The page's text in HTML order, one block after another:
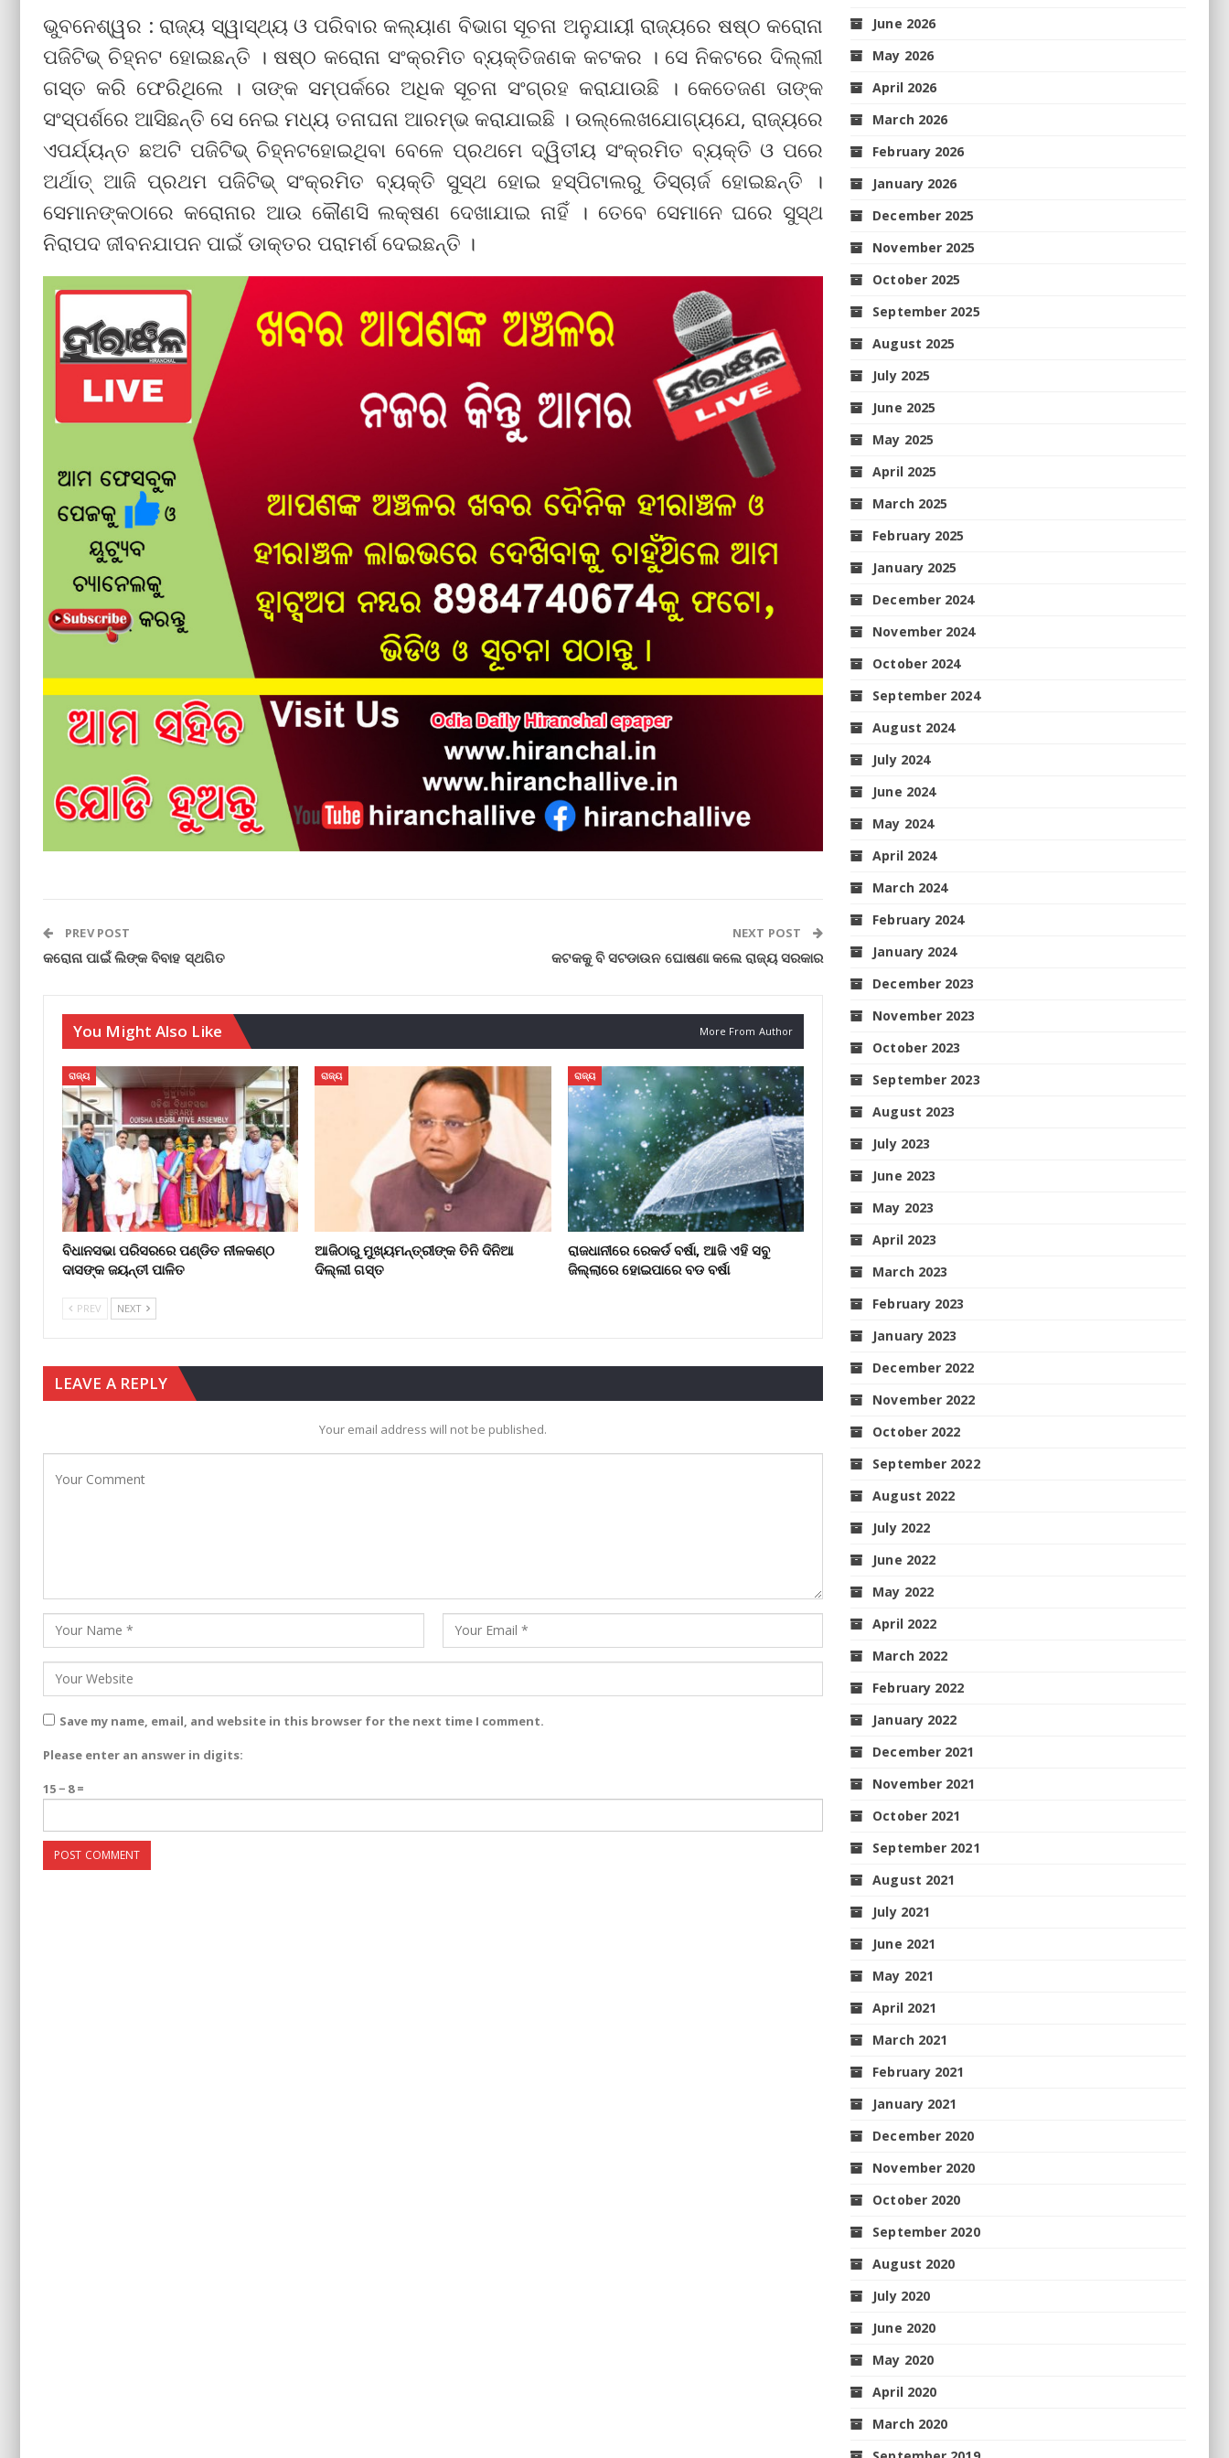
ଭୁବନେଶ୍ୱର : ରାଜ୍ୟ ସ୍ୱାସ୍ଥ୍ୟ ଓ ପରିବାର କଲ୍ୟାଣ ବିଭାଗ ସୂଚନା ଅନୁଯାୟୀ ରାଜ୍ୟରେ ଷଷ୍ଠ କରୋନା
ପଜିଟିଭ୍ ଚିହ୍ନଟ ହୋଇଛନ୍ତି । ଷଷ୍ଠ କରୋନା ସଂକ୍ରମିତ ବ୍ୟକ୍ତିଜଣକ କଟକର । ସେ ନିକଟରେ ଦିଲ୍ଲୀ
ଗସ୍ତ କରି ଫେରିଥିଲେ । ତାଙ୍କ ସମ୍ପର୍କରେ ଅଧିକ ସୂଚନା ସଂଗ୍ରହ କରାଯାଉଛି । କେତେଜଣ ତାଙ୍କ
ସଂସ୍ପର୍ଶରେ ଆସିଛନ୍ତି ସେ ନେଇ ମଧ୍ୟ ତନାଘନା ଆରମ୍ଭ କରାଯାଇଛି । ଉଲ୍ଲେଖଯୋଗ୍ୟଯେ, ରାଜ୍ୟରେ
ଏପର୍ଯ୍ୟନ୍ତ ଛଅଟି ପଜିଟିଭ୍ ଚିହ୍ନଟହୋଇଥିବା ବେଳେ ପ୍ରଥମେ ଦ୍ୱିତୀୟ ସଂକ୍ରମିତ ବ୍ୟକ୍ତି ଓ ପରେ
ଅର୍ଥାତ୍ ଆଜି ପ୍ରଥମ ପଜିଟିଭ୍ ସଂକ୍ରମିତ ବ୍ୟକ୍ତି ସୁସ୍ଥ ହୋଇ ହସ୍ପିଟାଲରୁ ଡିସ୍‌ଚାର୍ଜ ହୋଇଛନ୍ତି ।
ସେମାନଙ୍କଠାରେ କରୋନାର ଆଉ କୌଣସି ଲକ୍ଷଣ ଦେଖାଯାଇ ନାହିଁ । ତେବେ ସେମାନେ ଘରେ ସୁସ୍ଥ
ନିରାପଦ ଜୀବନଯାପନ ପାଇଁ ଡାକ୍ତର ପରାମର୍ଶ ଦେଇଛନ୍ତି ।
PREV POST
କରୋନା ପାଇଁ ଲିଙ୍କ ବିବାହ ସ୍ଥଗିତ
NEXT POST
କଟକକୁ ବି ସଟଡାଉନ ଘୋଷଣା କଲେ ରାଜ୍ୟ ସରକାର
You Might Also Like More From Author
ରାଜ୍ୟ
ବିଧାନସଭା ପରିସରରେ ପଣ୍ଡିତ ନୀଳକଣ୍ଠ
ଦାସଙ୍କ ଜୟନ୍ତୀ ପାଳିତ
ରାଜ୍ୟ
ଆଜିଠାରୁ ମୁଖ୍ୟମନ୍ତ୍ରୀଙ୍କ ତିନି ଦିନିଆ
ଦିଲ୍ଲୀ ଗସ୍ତ
ରାଜ୍ୟ
ରାଜଧାନୀରେ ରେକର୍ଡ ବର୍ଷା, ଆଜି ଏହି ସବୁ
ଜିଲ୍ଲାରେ ହୋଇପାରେ ବଡ ବର୍ଷା
PREV NEXT
LEAVE A REPLY
Your email address will not be published.
Save my name, email, and website in this browser for the next time I comment.
Please enter an answer in digits:
15 − 8 =
June 2026
May 2026
April 2026
March 2026
February 2026
January 2026
December 2025
November 2025
October 2025
September 2025
August 2025
July 2025
June 2025
May 2025
April 2025
March 2025
February 2025
January 2025
December 2024
November 2024
October 2024
September 2024
August 2024
July 2024
June 2024
May 2024
April 2024
March 2024
February 2024
January 2024
December 2023
November 2023
October 2023
September 2023
August 2023
July 2023
June 2023
May 2023
April 2023
March 2023
February 2023
January 2023
December 2022
November 2022
October 2022
September 2022
August 2022
July 2022
June 2022
May 2022
April 2022
March 2022
February 2022
January 2022
December 2021
November 2021
October 2021
September 2021
August 2021
July 2021
June 2021
May 2021
April 2021
March 2021
February 2021
January 2021
December 2020
November 2020
October 2020
September 2020
August 2020
July 2020
June 2020
May 2020
April 2020
March 2020